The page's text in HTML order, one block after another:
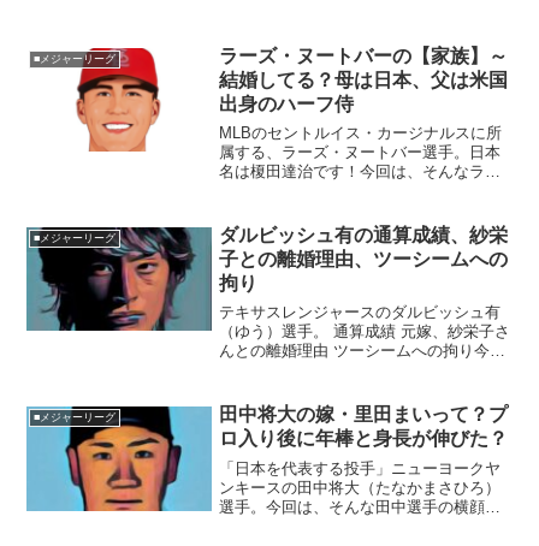
■メジャーリーグ
ラーズ・ヌートバーの【家族】～
結婚してる？母は日本、父は米国
出身のハーフ侍
MLBのセントルイス・カージナルスに所
属する、ラーズ・ヌートバー選手。日本
名は榎田達治です！今回は、そんなラー
ヌートバー英語表記：Lars Taylor-
Tatsuji...
■メジャーリーグ
ダルビッシュ有の通算成績、紗栄
子との離婚理由、ツーシームへの
拘り
テキサスレンジャースのダルビッシュ有
（ゆう）選手。 通算成績 元嫁、紗栄子さ
んとの離婚理由 ツーシームへの拘り今回
《日本ハム時代の成績》2005年： 5勝5
敗 ...
■メジャーリーグ
田中将大の嫁・里田まいって？プ
ロ入り後に年棒と身長が伸びた？
「日本を代表する投手」ニューヨークヤ
ンキースの田中将大（たなかまさひろ）
選手。今回は、そんな田中選手の横顔に